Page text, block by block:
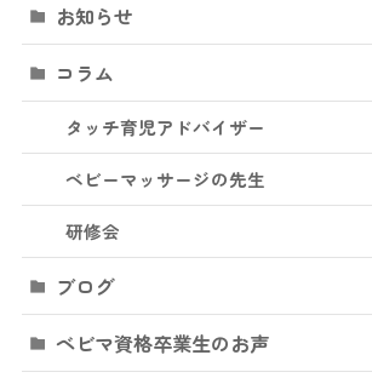
お知らせ
コラム
タッチ育児アドバイザー
ベビーマッサージの先生
研修会
ブログ
ベビマ資格卒業生のお声